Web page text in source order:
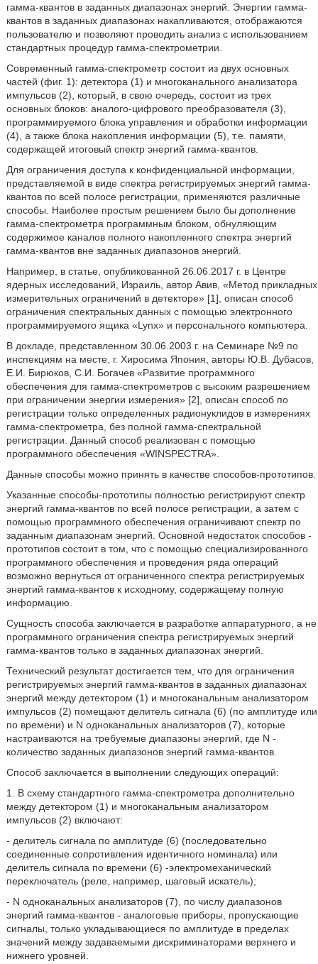
гамма-квантов в заданных диапазонах энергий. Энергии гамма-
квантов в заданных диапазонах накапливаются, отображаются
пользователю и позволяют проводить анализ с использованием
стандартных процедур гамма-спектрометрии.
Современный гамма-спектрометр состоит из двух основных
частей (фиг. 1): детектора (1) и многоканального анализатора
импульсов (2), который, в свою очередь, состоит из трех
основных блоков: аналого-цифрового преобразователя (3),
программируемого блока управления и обработки информации
(4), а также блока накопления информации (5), т.е. памяти,
содержащей итоговый спектр энергий гамма-квантов.
Для ограничения доступа к конфиденциальной информации,
представляемой в виде спектра регистрируемых энергий гамма-
квантов по всей полосе регистрации, применяются различные
способы. Наиболее простым решением было бы дополнение
гамма-спектрометра программным блоком, обнуляющим
содержимое каналов полного накопленного спектра энергий
гамма-квантов вне заданных диапазонов энергий.
Например, в статье, опубликованной 26.06.2017 г. в Центре
ядерных исследований, Израиль, автор Авив, «Метод прикладных
измерительных ограничений в детекторе» [1], описан способ
ограничения спектральных данных с помощью электронного
программируемого ящика «Lynx» и персонального компьютера.
В докладе, представленном 30.06.2003 г. на Семинаре №9 по
инспекциям на месте, г. Хиросима Япония, авторы Ю.В. Дубасов,
Е.И. Бирюков, С.И. Богачев «Развитие программного
обеспечения для гамма-спектрометров с высоким разрешением
при ограничении энергии измерения» [2], описан способ по
регистрации только определенных радионуклидов в измерениях
гамма-спектрометра, без полной гамма-спектральной
регистрации. Данный способ реализован с помощью
программного обеспечения «WINSPECTRA».
Данные способы можно принять в качестве способов-прототипов.
Указанные способы-прототипы полностью регистрируют спектр
энергий гамма-квантов по всей полосе регистрации, а затем с
помощью программного обеспечения ограничивают спектр по
заданным диапазонам энергий. Основной недостаток способов -
прототипов состоит в том, что с помощью специализированного
программного обеспечения и проведения ряда операций
возможно вернуться от ограниченного спектра регистрируемых
энергий гамма-квантов к исходному, содержащему полную
информацию.
Сущность способа заключается в разработке аппаратурного, а не
программного ограничения спектра регистрируемых энергий
гамма-квантов только в заданных диапазонах энергий.
Технический результат достигается тем, что для ограничения
регистрируемых энергий гамма-квантов в заданных диапазонах
энергий между детектором (1) и многоканальным анализатором
импульсов (2) помещают делитель сигнала (6) (по амплитуде или
по времени) и N одноканальных анализаторов (7), которые
настраиваются на требуемые диапазоны энергий, где N -
количество заданных диапазонов энергий гамма-квантов.
Способ заключается в выполнении следующих операций:
1. В схему стандартного гамма-спектрометра дополнительно
между детектором (1) и многоканальным анализатором
импульсов (2) включают:
- делитель сигнала по амплитуде (6) (последовательно
соединенные сопротивления идентичного номинала) или
делитель сигнала по времени (6) -электромеханический
переключатель (реле, например, шаговый искатель);
- N одноканальных анализаторов (7), по числу диапазонов
энергий гамма-квантов - аналоговые приборы, пропускающие
сигналы, только укладывающиеся по амплитуде в пределах
значений между задаваемыми дискриминаторами верхнего и
нижнего уровней.